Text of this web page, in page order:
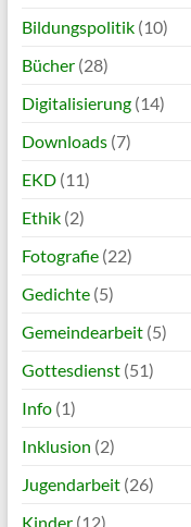
Bildungspolitik(10)
Bücher(28)
Digitalisierung(14)
Downloads(7)
EKD(11)
Ethik(2)
Fotografie(22)
Gedichte(5)
Gemeindearbeit(5)
Gottesdienst(51)
Info(1)
Inklusion (2)
Jugendarbeit(26)
Kinder(12)